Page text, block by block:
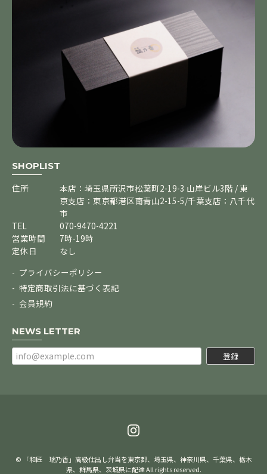
SHOPLIST
住所
本店：埼玉県所沢市松葉町2-19-3 山岸ビル3階 / 東
京支店：東京都港区南青山2-15-5/千葉支店：八千代
市
TEL
070-9470-4221
営業時間
7時-19時
定休日
なし
プライバシーポリシー
特定商取引法に基づく表記
会員規約
NEWS LETTER
登録
© 「和匠 瑞乃香」高級仕出し弁当を東京都、埼玉県、神奈川県、千葉県、栃木
県、群馬県、茨城県に配達 All rights reserved.